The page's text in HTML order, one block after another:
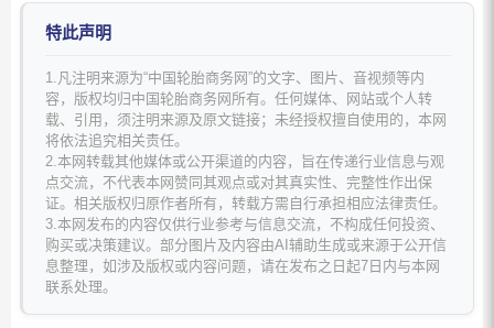
特此声明
1.凡注明来源为“中国轮胎商务网”的文字、图片、音视频等内
容，版权均归中国轮胎商务网所有。任何媒体、网站或个人转
载、引用，须注明来源及原文链接；未经授权擅自使用的，本网
将依法追究相关责任。
2.本网转载其他媒体或公开渠道的内容，旨在传递行业信息与观
点交流，不代表本网赞同其观点或对其真实性、完整性作出保
证。相关版权归原作者所有，转载方需自行承担相应法律责任。
3.本网发布的内容仅供行业参考与信息交流，不构成任何投资、
购买或决策建议。部分图片及内容由AI辅助生成或来源于公开信
息整理，如涉及版权或内容问题，请在发布之日起7日内与本网
联系处理。